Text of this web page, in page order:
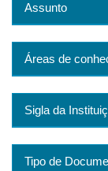
Assunto
Áreas de
Sigla da
Tipo de